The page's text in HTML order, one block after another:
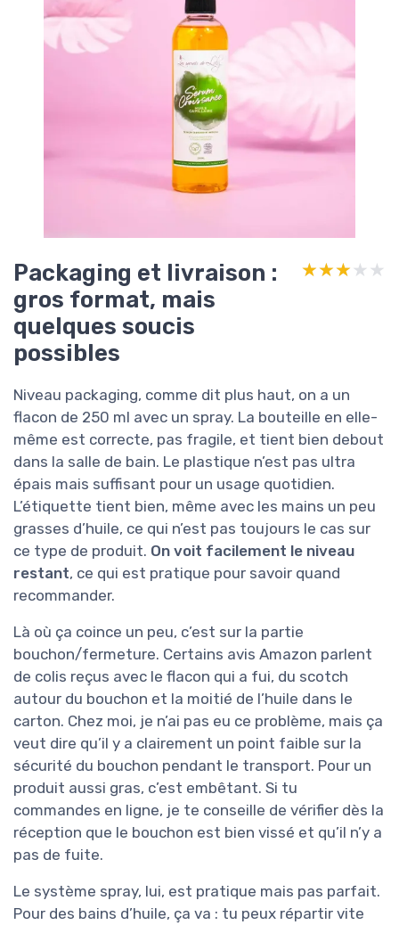
Packaging et livraison :
gros format, mais
quelques soucis
possibles
★★★★★
★★★★★
Niveau packaging, comme dit plus haut, on a un
flacon de 250 ml avec un spray. La bouteille en elle-
même est correcte, pas fragile, et tient bien debout
dans la salle de bain. Le plastique n’est pas ultra
épais mais suffisant pour un usage quotidien.
L’étiquette tient bien, même avec les mains un peu
grasses d’huile, ce qui n’est pas toujours le cas sur
ce type de produit. On voit facilement le niveau
restant, ce qui est pratique pour savoir quand
recommander.
Là où ça coince un peu, c’est sur la partie
bouchon/fermeture. Certains avis Amazon parlent
de colis reçus avec le flacon qui a fui, du scotch
autour du bouchon et la moitié de l’huile dans le
carton. Chez moi, je n’ai pas eu ce problème, mais ça
veut dire qu’il y a clairement un point faible sur la
sécurité du bouchon pendant le transport. Pour un
produit aussi gras, c’est embêtant. Si tu
commandes en ligne, je te conseille de vérifier dès la
réception que le bouchon est bien vissé et qu’il n’y a
pas de fuite.
Le système spray, lui, est pratique mais pas parfait.
Pour des bains d’huile, ça va : tu peux répartir vite